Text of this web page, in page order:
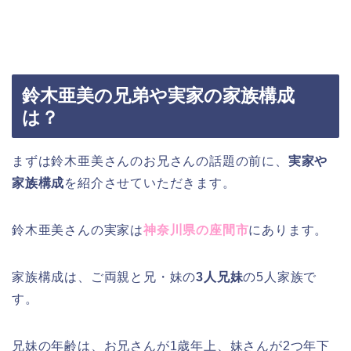
鈴木亜美の兄弟や実家の家族構成
は？
まずは鈴木亜美さんのお兄さんの話題の前に、 実家や
家族構成を紹介させていただきます。
鈴木亜美さんの実家は神奈川県の座間市にあります。
家族構成は、ご両親と兄・妹の3人兄妹の5人家族で
す。
兄妹の年齢は、お兄さんが1歳年上、妹さんが2つ年下